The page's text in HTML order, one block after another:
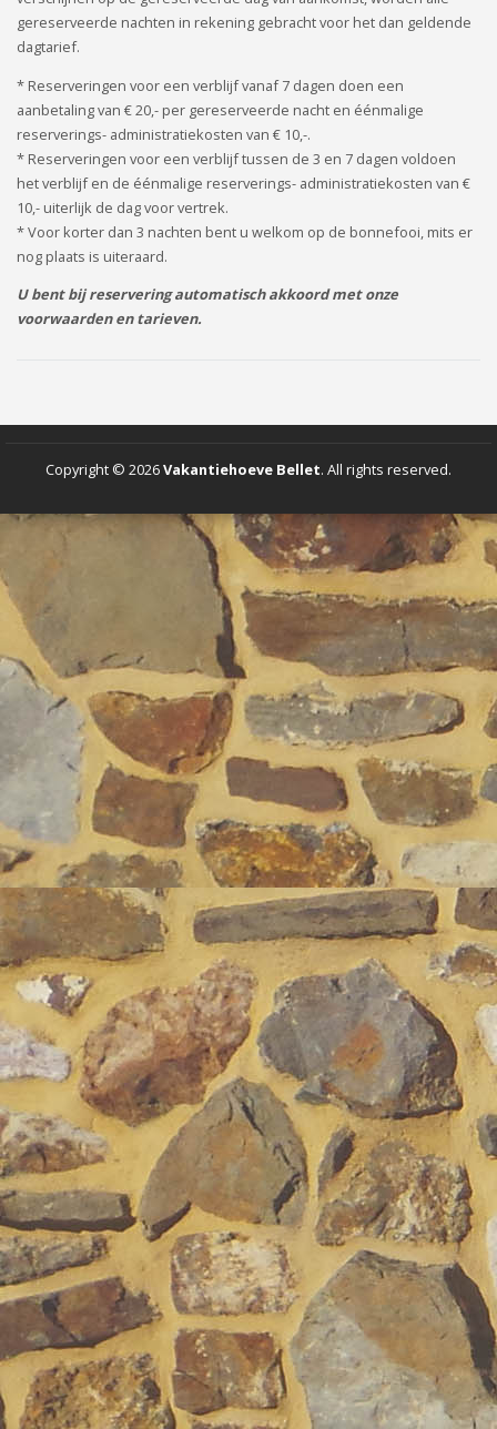
gereserveerde nachten in rekening gebracht voor het dan geldende
dagtarief.
* Reserveringen voor een verblijf vanaf 7 dagen doen een
aanbetaling van € 20,- per gereserveerde nacht en éénmalige
reserverings- administratiekosten van € 10,-.
* Reserveringen voor een verblijf tussen de 3 en 7 dagen voldoen
het verblijf en de éénmalige reserverings- administratiekosten van €
10,- uiterlijk de dag voor vertrek.
* Voor korter dan 3 nachten bent u welkom op de bonnefooi, mits er
nog plaats is uiteraard.
U bent bij reservering automatisch akkoord met onze
voorwaarden en tarieven.
Copyright © 2026Vakantiehoeve Bellet. All rights reserved.